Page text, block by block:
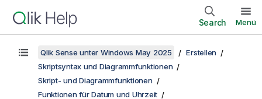
Search Menü
Qlik Sense unter Windows May 2025
Erstellen
Skriptsyntax und Diagrammfunktionen
Skript- und Diagrammfunktionen
Funktionen für Datum und Uhrzeit